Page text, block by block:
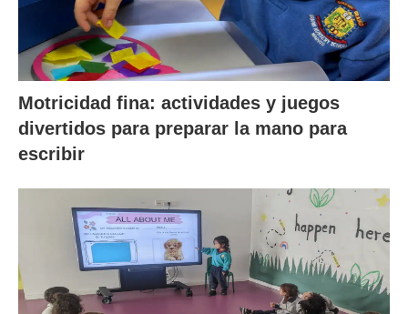
Motricidad fina: actividades y juegos
divertidos para preparar la mano para
escribir